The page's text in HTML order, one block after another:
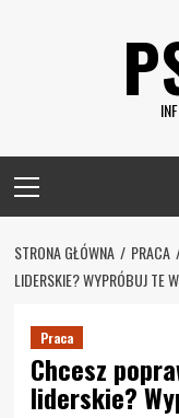
Menu
STRONA GŁÓWNA PRACA
LIDERSKIE? WYPRÓBUJ TE
Praca
Chcesz
liderskie?